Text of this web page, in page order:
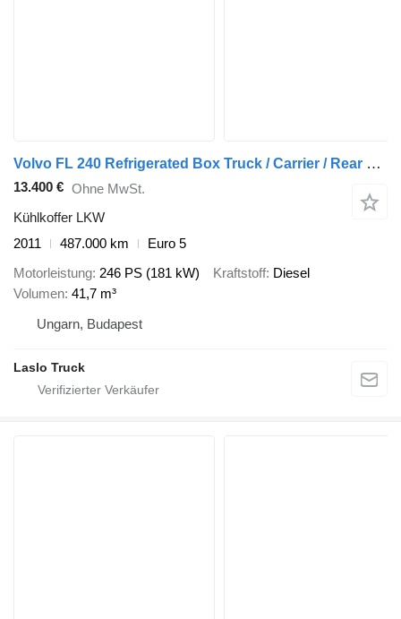
Volvo FL 240 Refrigerated Box Truck / Carrier / Rear View Camera / Tai
13.400 € Ohne MwSt.
Kühlkoffer LKW
2011
487.000 km
Euro 5
Motorleistung 246 PS (181 kW) Kraftstoff Diesel
Volumen 41,7 m³
Ungarn, Budapest
Laslo Truck